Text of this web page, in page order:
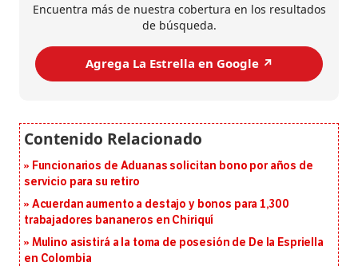
Encuentra más de nuestra cobertura en los resultados
de búsqueda.
Agrega La Estrella en Google ↗️
Funcionarios de Aduanas solicitan bono por años de
servicio para su retiro
Acuerdan aumento a destajo y bonos para 1,300
trabajadores bananeros en Chiriquí
Mulino asistirá a la toma de posesión de De la Espriella
en Colombia